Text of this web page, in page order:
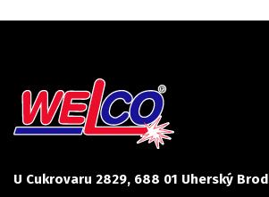
U Cukrovaru 2829, 688 01 Uherský Brod